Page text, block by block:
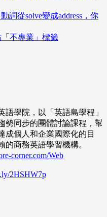
詞從solve變成address，你
不專業」標籤
學院，以「英語島學程」
勢同步的團體討論課程，幫
成個人和企業國際化的目
商務英語學習機構。
corner.com/Web
2HSHW7p